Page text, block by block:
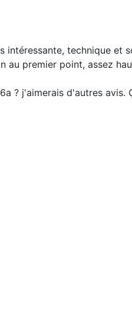
intéressante, technique et
au premier point, assez
? j'aimerais d'autres avis.